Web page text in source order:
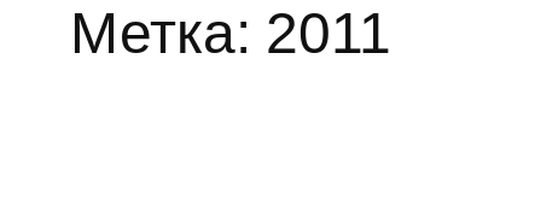
Метка: 2011